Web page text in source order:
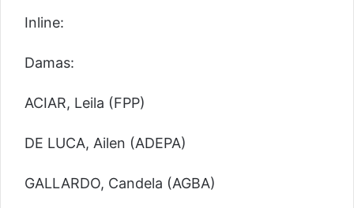
Inline:
Damas:
ACIAR, Leila (FPP)
DE LUCA, Ailen (ADEPA)
GALLARDO, Candela (AGBA)